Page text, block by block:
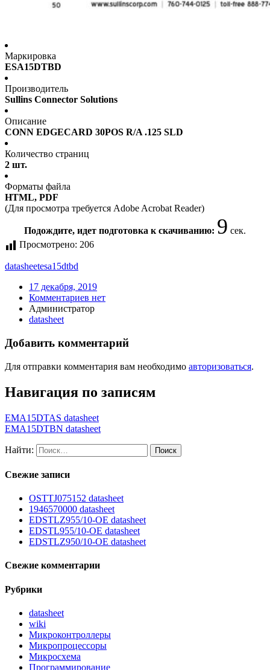
Маркировка
ESA15DTBD
Производитель
Sullins Connector Solutions
Описание
CONN EDGECARD 30POS R/A .125 SLD
Количество страниц
2 шт.
Форматы файла
HTML, PDF
(Для просмотра требуется Adobe Acrobat Reader)
Подождите, идет подготовка к скачиванию: 9 сек.
Просмотрено: 206
datasheetesa15dtbd
17 декабря, 2019
Комментариев нет
Администратор
datasheet
Добавить комментарий
Для отправки комментария вам необходимо авторизоваться.
Навигация по записям
EMA15DTAS datasheet
EMA15DTBN datasheet
Найти:
Свежие записи
OSTTJ075152 datasheet
1946570000 datasheet
EDSTLZ955/10-OE datasheet
EDSTL955/10-OE datasheet
EDSTLZ950/10-OE datasheet
Свежие комментарии
Рубрики
datasheet
wiki
Микроконтроллеры
Микропроцессоры
Микросхема
Программирование